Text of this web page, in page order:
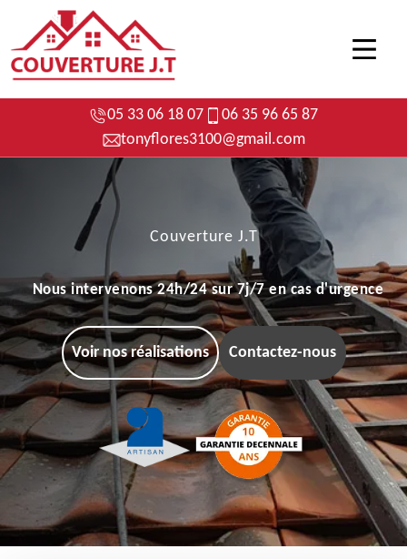
05 33 06 18 07
06 35 96 65 87
tonyflores3100@gmail.com
Couverture J.T
Nous intervenons 24h/24 sur 7j/7 en cas d'urgence
Voir nos réalisations Contactez-nous